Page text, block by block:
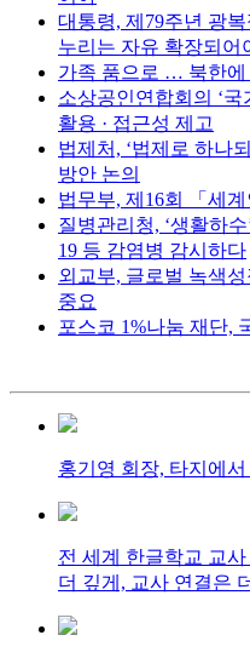
대통령, 제79주년 광
누리는 자유 확장되어
가족 품으로 … 북한에
소상공인연합회의 ‘
활용 · 접근성 제고
법제처, ‘법제로 하나
방안 논의
법무부, 제16회 「세
질병관리청, ‘생활하
19 등 감염병 감시하다
외교부, 글로벌 녹색
중요
포스코 1%나눔 재단,
홍기영 회장, 타지에
전 세계 한글학교 교
더 깊게, 교사 연결은